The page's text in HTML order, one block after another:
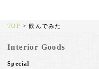
TOP >飲んでみた
Interior Goods
Special